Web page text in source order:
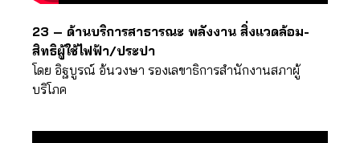
23 – ด้านบริการสาธารณะ พลังงาน สิ่งแวดล้อม-
สิทธิผู้ใช้ไฟฟ้า/ประปา
โดย อิฐบูรณ์ อ้นวงษา รองเลขาธิการสำนักงานสภาผู้
บริโภค